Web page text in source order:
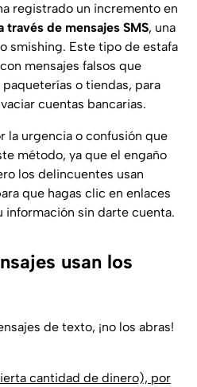
registrado un incremento en
de mensajes SMS, una
smishing. Este tipo de estafa
mensajes falsos que
o tiendas, para
cuentas bancarias.
la urgencia o confusión que
método, ya que el engaño
los delincuentes usan
que hagas clic en enlaces
información sin darte cuenta.
usan los
de texto, ¡no los abras!
cantidad de dinero), por